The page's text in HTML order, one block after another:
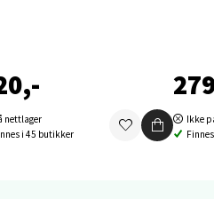
nettlager
i 45 butikker
Ikke
Thon Senter Mo i Rana